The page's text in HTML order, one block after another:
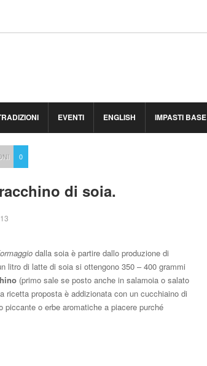
EVENTI ENGLISH IMPASTI BASE
0
di soia.
dalla soia è partire dallo produzione di
litro di latte di soia si ottengono 350 – 400 grammi
(primo sale se posto anche in salamoia o salato
ricetta proposta è addizionata con un cucchiaino di
o erbe aromatiche a piacere purché